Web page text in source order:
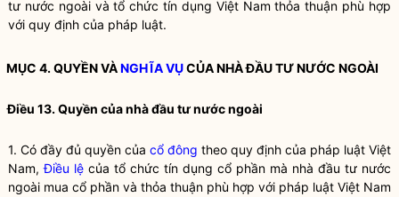
tư nước ngoàivàtổ chức tín dụng Việt Nam thỏa thuận phù hợp
với quy định của pháp luật.
MỤC 4. QUYỀN VÀNGHĨA VỤCỦANHÀ ĐẦU TƯ NƯỚC NGOÀI
Điều 13. Quyền củanhà đầu tư nước ngoài
1. Có đầy đủ quyền của cổ đông theo quy định của pháp luật Việt
Nam,Điều lệ của tổ chức tín dụng cổ phần mà nhà đầu tư nước
ngoài mua cổ phần và thỏa thuận phù hợp với pháp luật Việt Nam